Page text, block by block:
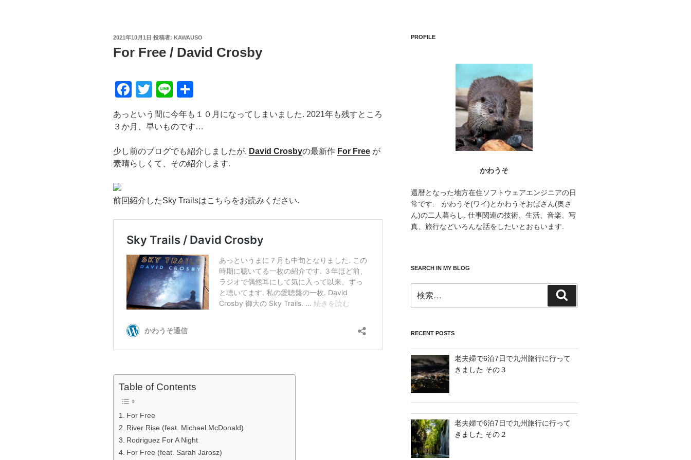
投
日:
2021年10月1日 投稿者: KAWAUSO
For Free / David Crosby
F
a
c
b
o
k
T
wi
tt
Li
n
e
あっという間に今年も１０月になってしまいました. 2021年も残すところ
３か月、早いものです…
少し前のブログでも紹介しましたが, David Crosbyの最新作 For Free が
素晴らしくて、その紹介します.
前回紹介したSky Trailsはこちらをお読みください.
Table of Contents
For Free
River Rise (feat. Michael McDonald)
Rodriguez For A Night
For Free (feat. Sarah Jarosz)
PROFILE
かわうそ
還暦となった地方在住ソフトウェアエンジニアの日
常です. かわうそ(ワイ)とかわうそおばさん(奥さ
ん)の二人暮らし. 仕事関連の技術、生活、音楽、写
真、旅行などいろんな話をしたいとおもいます.
SEARCH IN MY BLOG
索:
索
RECENT POSTS
老夫婦で6泊7日で九州旅行に行って
きました その３
老夫婦で6泊7日で九州旅行に行って
きました その２